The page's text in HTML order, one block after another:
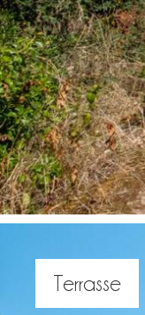
Terrasse